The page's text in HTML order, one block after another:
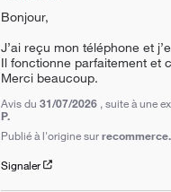
Bonjour,
J’ai reçu mon téléphone et
Il fonctionne parfaitement et
Merci beaucoup.
Avis du 31/07/2026 , suite à une
P.
Publié à l'origine sur
Signaler